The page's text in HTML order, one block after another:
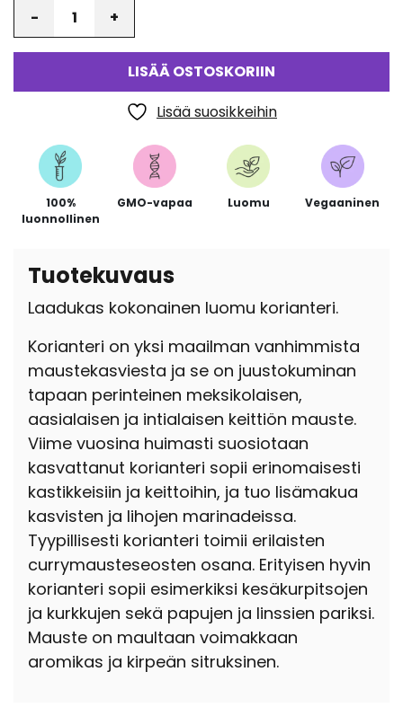
LISÄÄ OSTOSKORIIN
Lisää suosikkeihin
100%
luonnollinen
GMO-vapaa Luomu Vegaaninen
Tuotekuvaus
Laadukas kokonainen luomu korianteri.
Korianteri on yksi maailman vanhimmista
maustekasviesta ja se on juustokuminan
tapaan perinteinen meksikolaisen,
aasialaisen ja intialaisen keittiön mauste.
Viime vuosina huimasti suosiotaan
kasvattanut korianteri sopii erinomaisesti
kastikkeisiin ja keittoihin, ja tuo lisämakua
kasvisten ja lihojen marinadeissa.
Tyypillisesti korianteri toimii erilaisten
currymausteseosten osana. Erityisen hyvin
korianteri sopii esimerkiksi kesäkurpitsojen
ja kurkkujen sekä papujen ja linssien pariksi.
Mauste on maultaan voimakkaan
aromikas ja kirpeän sitruksinen.